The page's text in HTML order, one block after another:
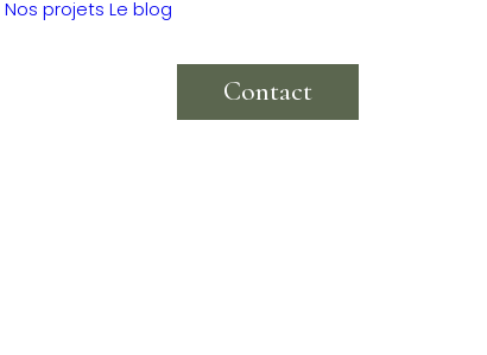
Nos projets Le blog
Contact